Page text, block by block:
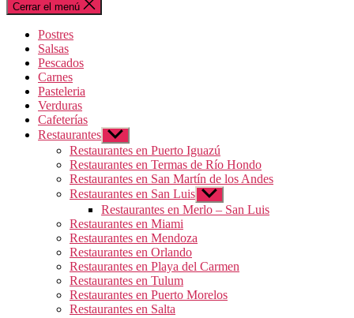
Cerrar el menú
Postres
Salsas
Pescados
Carnes
Pasteleria
Verduras
Cafeterías
Restaurantes Mostrar
el
submenú
Restaurantes en Puerto Iguazú
Restaurantes en Termas de Río Hondo
Restaurantes en San Martín de los Andes
Restaurantes en San Luis Mostrar
el
submenú
Restaurantes en Merlo – San Luis
Restaurantes en Miami
Restaurantes en Mendoza
Restaurantes en Orlando
Restaurantes en Playa del Carmen
Restaurantes en Tulum
Restaurantes en Puerto Morelos
Restaurantes en Salta